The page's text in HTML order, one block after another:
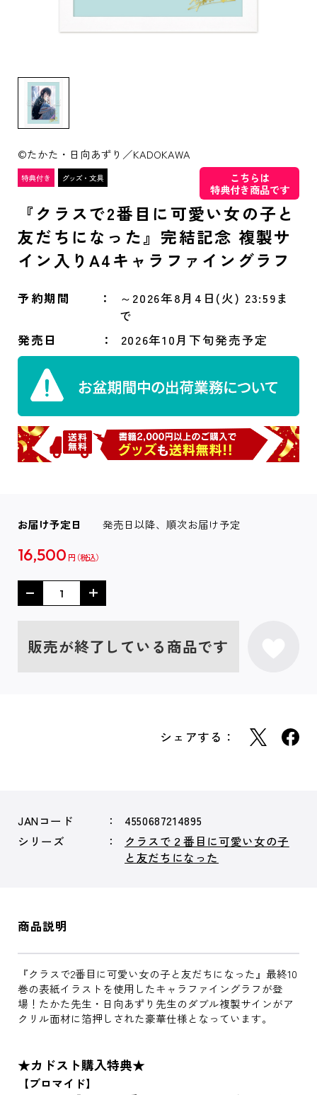
©たかた・日向あずり／KADOKAWA
こちらは
特典付き商品です
『クラスで2番目に可愛い女の子と
友だちになった』完結記念 複製サ
イン入りA4キャラファイングラフ
予約期間
～2026年8月4日(火) 23:59ま
で
発売日
2026年10月下旬発売予定
お届け予定日 発売日以降、順次お届け予定
16,500 円
販売が終了している商品です
シェアする：
JANコード
4550687214895
シリーズ
クラスで２番目に可愛い女の子
と友だちになった
商品説明
『クラスで2番目に可愛い女の子と友だちになった』最終10
巻の表紙イラストを使用したキャラファイングラフが登
場！たかた先生・日向あずり先生のダブル複製サインがア
クリル面材に箔押しされた豪華仕様となっています。
★カドスト購入特典★
【ブロマイド】